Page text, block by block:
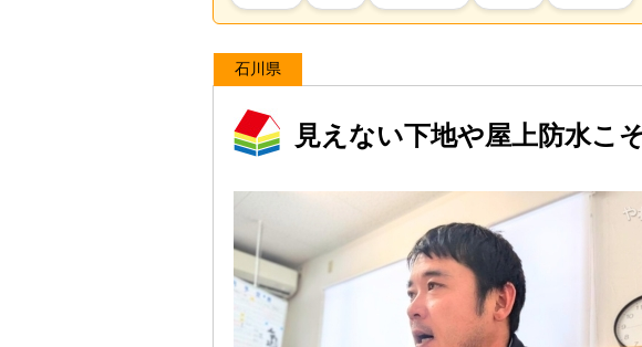
石川県
見えない下地や屋上防水こ